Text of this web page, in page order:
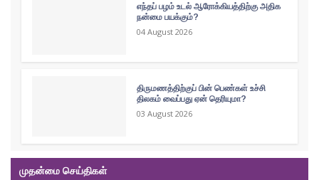
எந்தப் பழம் உடல் ஆரோக்கியத்திற்கு அதிக
நன்மை பயக்கும்?
04 August 2026
திருமணத்திற்குப் பின் பெண்கள் உச்சி
திலகம் வைப்பது ஏன் தெரியுமா?
03 August 2026
முதன்மை செய்திகள்